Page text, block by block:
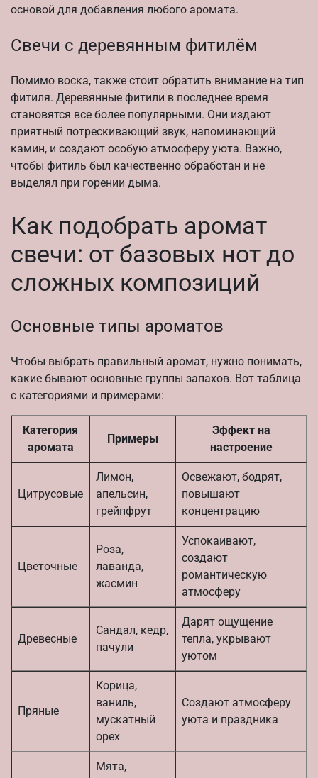
основой для добавления любого аромата.
Свечи с деревянным фитилём
Помимо воска, также стоит обратить внимание на тип
фитиля. Деревянные фитили в последнее время
становятся все более популярными. Они издают
приятный потрескивающий звук, напоминающий
камин, и создают особую атмосферу уюта. Важно,
чтобы фитиль был качественно обработан и не
выделял при горении дыма.
Как подобрать аромат
свечи: от базовых нот до
сложных композиций
Основные типы ароматов
Чтобы выбрать правильный аромат, нужно понимать,
какие бывают основные группы запахов. Вот таблица
с категориями и примерами:
Категория
аромата
Примеры
Эффект на
настроение
Цитрусовые
Лимон,
апельсин,
грейпфрут
Освежают, бодрят,
повышают
концентрацию
Цветочные
Роза,
лаванда,
жасмин
Успокаивают,
создают
романтическую
атмосферу
Древесные
Сандал, кедр,
пачули
Дарят ощущение
тепла, укрывают
уютом
Пряные
Корица,
ваниль,
мускатный
орех
Создают атмосферу
уюта и праздника
Мята,